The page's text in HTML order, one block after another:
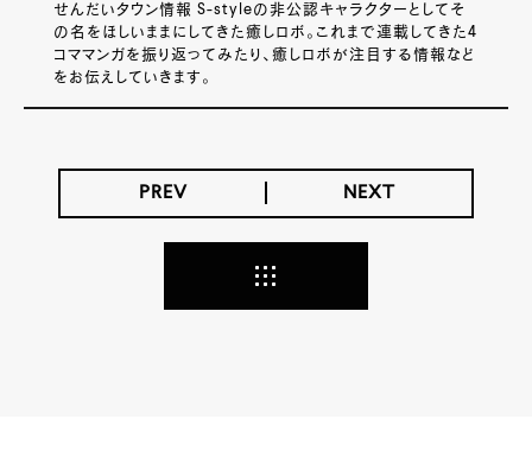
せんだいタウン情報 S-styleの非公認キャラクターとしてそ
の名をほしいままにしてきた癒しロボ。これまで連載してきた4
コママンガを振り返ってみたり、癒しロボが注目する情報など
をお伝えしていきます。
PREV NEXT